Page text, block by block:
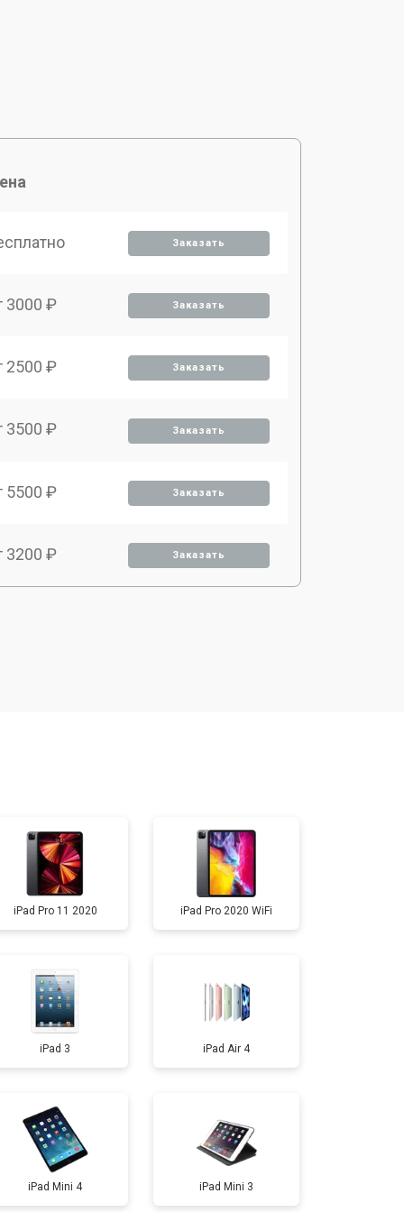
Заказать
3000 ₽ Заказать
2500 ₽ Заказать
3500 ₽ Заказать
5500 ₽ Заказать
3200 ₽ Заказать
4500 ₽ Заказать
2500 ₽ Заказать
iPad Pro 11 2020 iPad Pro 2020 WiFi
iPad 3 iPad Air 4
iPad Mini 4 iPad Mini 3